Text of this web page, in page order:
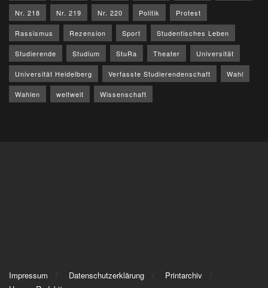
Nr. 218 Nr. 219 Nr. 220 Politik Protest
Rassismus Rezension Sport Studentisches Leben
Studierende Studium StuRa Theater Universität
Universität Heidelberg Verfasste Studierendenschaft Wahl
Wahlen weltweit Wissenschaft
Impressum Datenschutzerklärung
Printarchiv